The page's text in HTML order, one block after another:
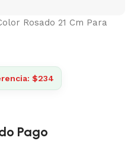
Rosado 21 Cm Para
$234
Pago